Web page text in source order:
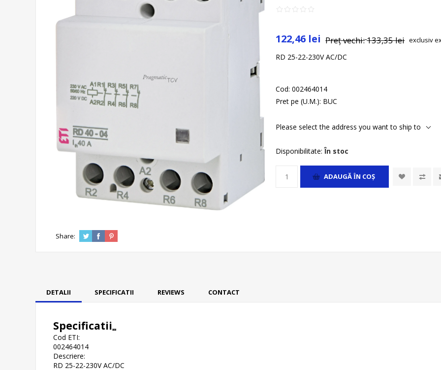
122,46 lei Preț vechi:133,35 lei exclusiv
RD 25-22-230V AC/DC
Cod: 002464014
Pret pe (U.M.): BUC
Please select the address you want to ship to
Disponibilitate: În stoc
ADAUGĂ ȊN COŞ
Share:
DETALII SPECIFICATII REVIEWS CONTACT
Specificatii
Cod ETI:
002464014
Descriere:
RD 25-22-230V AC/DC